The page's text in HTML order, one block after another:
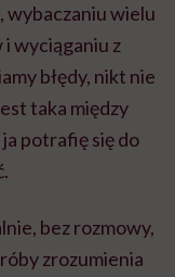
wybaczaniu wielu
i wyciąganiu z
błędy, nikt nie
taka między
potrafię się do
bez rozmowy,
zrozumienia